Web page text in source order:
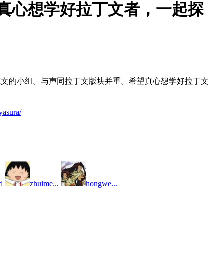
心想学好拉丁文者，一起探
的小组。与声同拉丁文版块并重。希望真心想学好拉丁文
zhuime...
hongwe...